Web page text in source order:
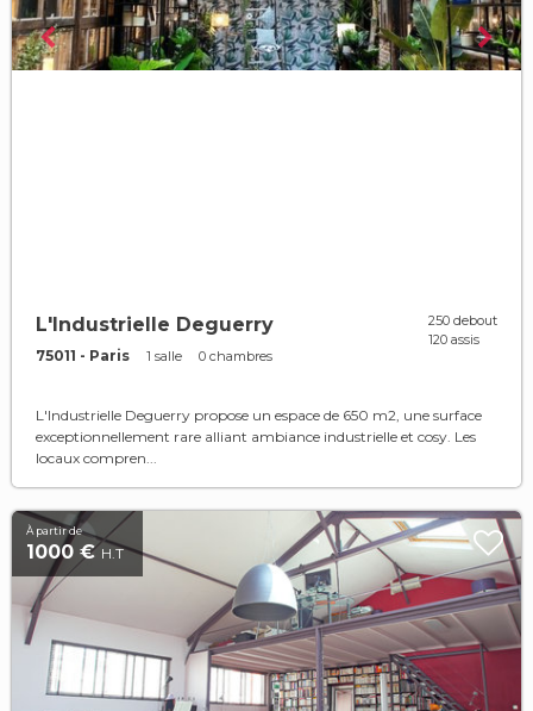
L'Industrielle Deguerry
75011 - Paris 1 salle 0 chambres
250 debout
120 assis
L'Industrielle Deguerry propose un espace de 650 m2, une surface
exceptionnellement rare alliant ambiance industrielle et cosy. Les
locaux compren...
À partir de
1000 €H.T